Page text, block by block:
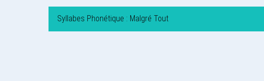
Syllabes Phonétique : Malgré Tout